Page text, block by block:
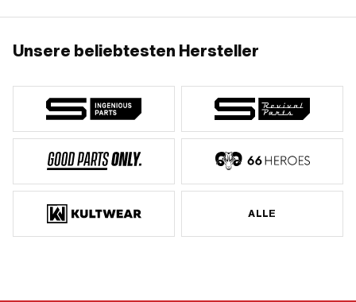
Unsere beliebtesten Hersteller
ALLE